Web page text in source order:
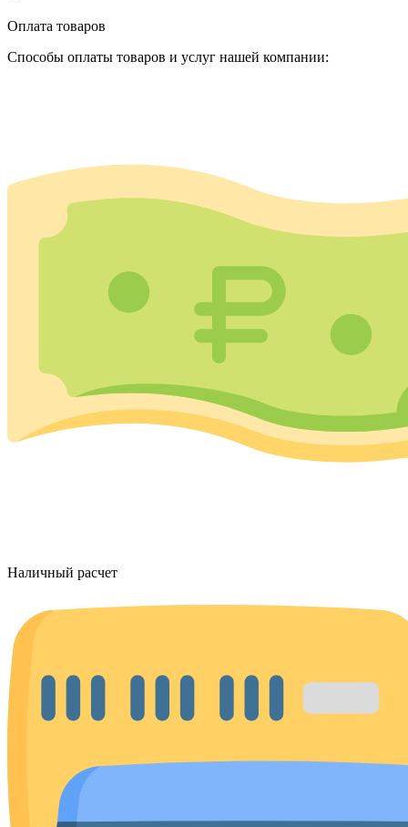
Оплата товаров
Способы оплаты товаров и услуг нашей компании:
Наличный расчет